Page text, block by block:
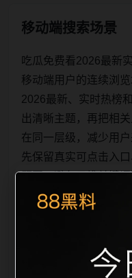
移动端搜索场景
吃瓜免费看2026最新
移动端用户的连续浏
2026最新、实时热榜
出清晰主题，再把相
在同一层级，减少用
先保留真实可点击入
题图，避免只堆关键
于补齐栏目深度，同
荐形成更自然的内链
文、图片 alt、tit